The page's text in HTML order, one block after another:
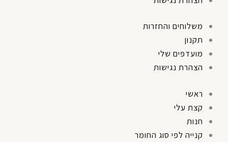
משלוחים והחזרות
תקנון
מועדפים שלי
הצהרת נגישות
ראשי
קצת עלי
חנות
קנייה לפי סוג החומר